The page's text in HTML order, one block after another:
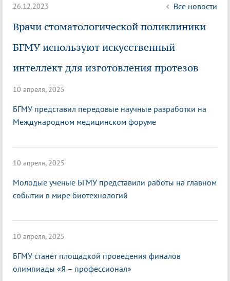
26.12.2023 Все новости
Врачи стоматологической поликлиники
БГМУ используют искусственный
интеллект для изготовления протезов
10 апреля, 2025
БГМУ представил передовые научные разработки на
Международном медицинском форуме
10 апреля, 2025
Молодые ученые БГМУ представили работы на главном
событии в мире биотехнологий
10 апреля, 2025
БГМУ станет площадкой проведения финалов
олимпиады «Я – профессионал»